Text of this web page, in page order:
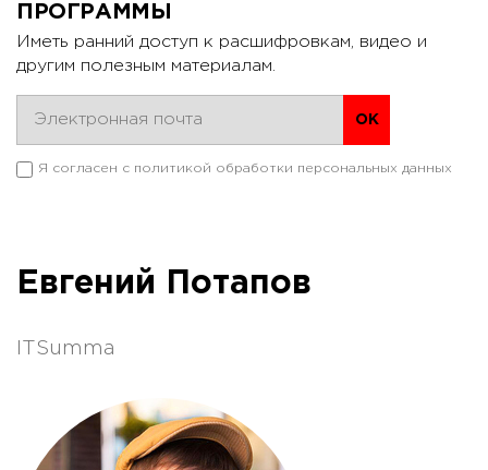
Евгений Потапов
ITSumma
ПРОГРАММЫ
Иметь ранний доступ к расшифровкам, видео и
другим полезным материалам.
Я согласен с политикой обработки персональных данных